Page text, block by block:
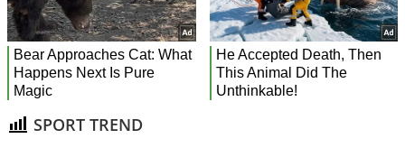
SPORT TREND